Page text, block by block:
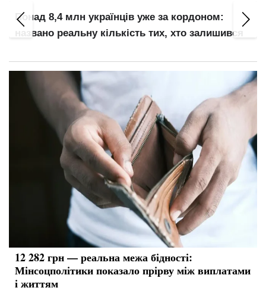
Понад 8,4 млн українців уже за кордоном:
названо реальну кількість тих, хто залишився
12 282 грн — реальна межа бідності:
Мінсоцполітики показало прірву між виплатами
і життям